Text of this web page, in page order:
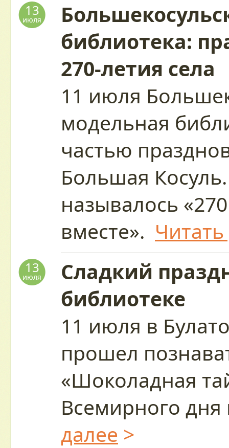
13
июля
библиотека:
270-летия села
11 июля
модельная
частью
Большая
называлось
вместе».
13
июля
Сладкий
библиотеке
11 июля в
прошел
«Шоколадная
Всемирного
далее >